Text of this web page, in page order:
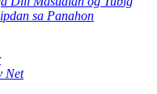
sa Panahon
Net